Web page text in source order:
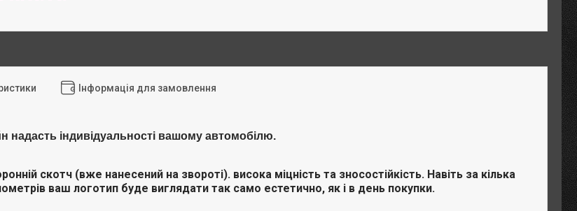
Інформація для замовлення
надасть індивідуальності вашому автомобілю.
скотч (вже нанесений на звороті). висока міцність та зносостійкість. Навіть за кілька
ваш логотип буде виглядати так само естетично, як і в день покупки.